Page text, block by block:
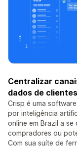
Centralizar
dados de
Crisp é uma
por inteligência
online em Brazil a
compradores ou
Com sua suíte de